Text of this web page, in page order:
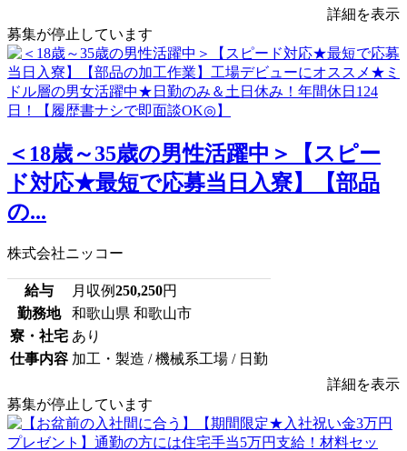
詳細を表示
募集が停止しています
＜18歳～35歳の男性活躍中＞【スピー
ド対応★最短で応募当日入寮】【部品
の...
株式会社ニッコー
給与 月収例250,250円
勤務地
和歌山県 和歌山市
寮・社宅 あり
仕事内容 加工・製造 / 機械系工場 / 日勤
詳細を表示
募集が停止しています